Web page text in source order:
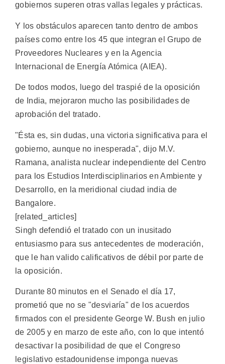
gobiernos superen otras vallas legales y prácticas.
Y los obstáculos aparecen tanto dentro de ambos
países como entre los 45 que integran el Grupo de
Proveedores Nucleares y en la Agencia
Internacional de Energía Atómica (AIEA).
De todos modos, luego del traspié de la oposición
de India, mejoraron mucho las posibilidades de
aprobación del tratado.
"Ésta es, sin dudas, una victoria significativa para el
gobierno, aunque no inesperada", dijo M.V.
Ramana, analista nuclear independiente del Centro
para los Estudios Interdisciplinarios en Ambiente y
Desarrollo, en la meridional ciudad india de
Bangalore.
[related_articles]
Singh defendió el tratado con un inusitado
entusiasmo para sus antecedentes de moderación,
que le han valido calificativos de débil por parte de
la oposición.
Durante 80 minutos en el Senado el día 17,
prometió que no se "desviaría" de los acuerdos
firmados con el presidente George W. Bush en julio
de 2005 y en marzo de este año, con lo que intentó
desactivar la posibilidad de que el Congreso
legislativo estadounidense imponga nuevas